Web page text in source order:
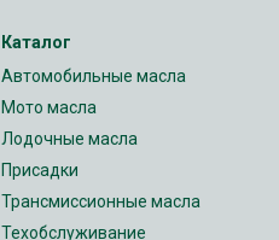
Каталог
Автомобильные масла
Мото масла
Лодочные масла
Присадки
Трансмиссионные масла
Техобслуживание